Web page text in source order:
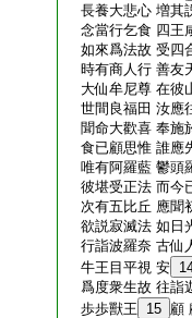
長養大悲心 増其
念當行乞食 四王
如來爲法故 受四
時有商人行 善友
大仙牟尼尊 在彼
世間良福田 汝應
聞命大歡喜 奉施
食已顧思惟 誰應
唯有阿羅藍 鬱頭
彼堪受正法 而今
次有五比丘 應聞
欲説寂滅法 如日
行詣波羅奈 古仙
牛王目平視 安
爲度衆生故 往詣
歩歩獸王
15 顧